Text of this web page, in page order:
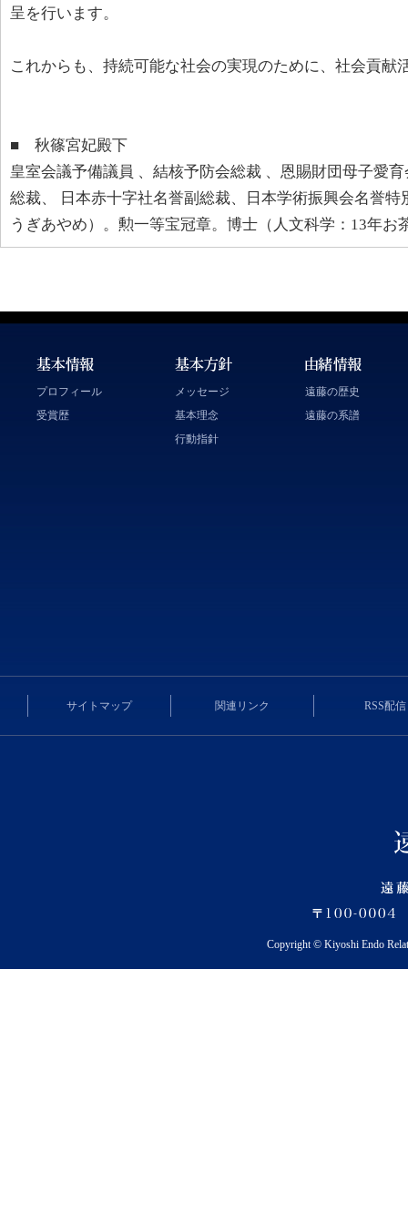
呈を行います。
これからも、持続可能な社会の実現のために、社会貢献
■ 秋篠宮妃殿下
皇室会議予備議員 、結核予防会総裁 、恩賜財団母子愛
総裁、 日本赤十字社名誉副総裁、日本学術振興会名誉
うぎあやめ）。勲一等宝冠章。博士（人文科学：13年お
プロフィール
受賞歴
メッセージ
基本理念
行動指針
遠藤の歴史
遠藤の系譜
サイトマップ 関連リンク RSS配信
Copyright © Kiyoshi Endo